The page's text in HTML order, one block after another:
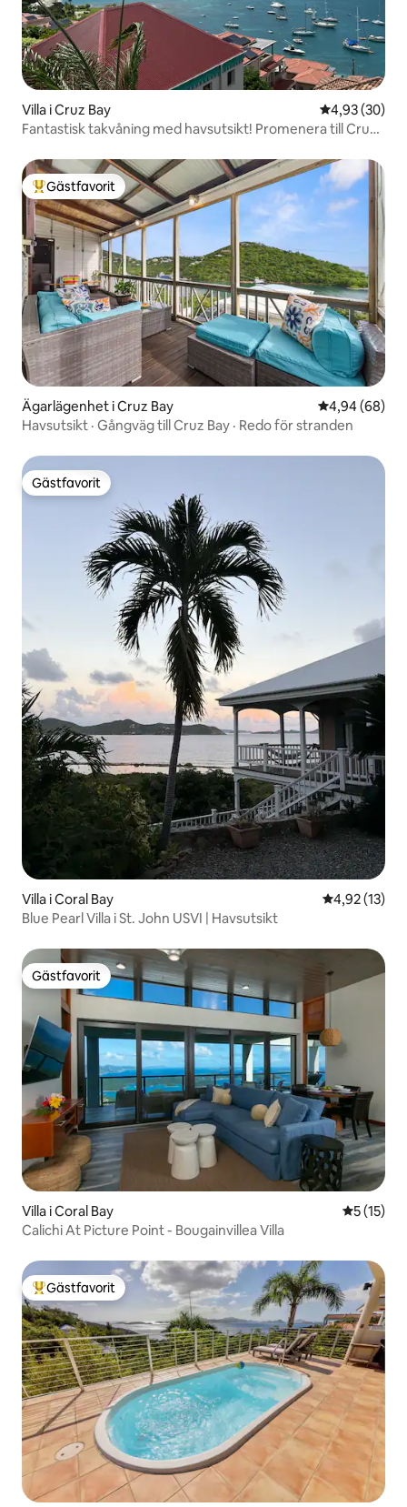
Villa i Cruz Bay 4,93 av 5 i
4,93 (30)
Fantastisk takvåning med havsutsikt! Promenera till Cruz
Populär gästfavorit
Gästfavorit
Ägarlägenhet i Cruz Bay 4,94 av 5 i
4,94 (68)
Havsutsikt · Gångväg till Cruz Bay · Redo för stranden
Gästfavorit
Gästfavorit
Villa i Coral Bay 4,92 av 5 i
4,92 (13)
Blue Pearl Villa i St. John USVI | Havsutsikt
Gästfavorit
Gästfavorit
Villa i Coral Bay 5 av 5 i
5 (15)
Calichi At Picture Point - Bougainvillea Villa
Populär gästfavorit
Gästfavorit